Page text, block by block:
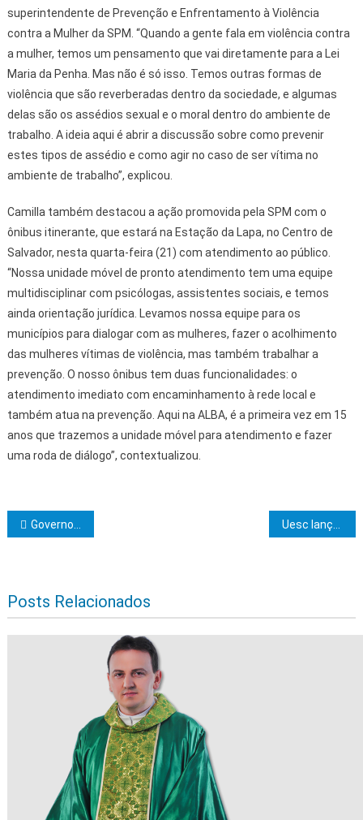
superintendente de Prevenção e Enfrentamento à Violência
contra a Mulher da SPM. “Quando a gente fala em violência contra
a mulher, temos um pensamento que vai diretamente para a Lei
Maria da Penha. Mas não é só isso. Temos outras formas de
violência que são reverberadas dentro da sociedade, e algumas
delas são os assédios sexual e o moral dentro do ambiente de
trabalho. A ideia aqui é abrir a discussão sobre como prevenir
estes tipos de assédio e como agir no caso de ser vítima no
ambiente de trabalho”, explicou.
Camilla também destacou a ação promovida pela SPM com o
ônibus itinerante, que estará na Estação da Lapa, no Centro de
Salvador, nesta quarta-feira (21) com atendimento ao público.
“Nossa unidade móvel de pronto atendimento tem uma equipe
multidisciplinar com psicólogas, assistentes sociais, e temos
ainda orientação jurídica. Levamos nossa equipe para os
municípios para dialogar com as mulheres, fazer o acolhimento
das mulheres vítimas de violência, mas também trabalhar a
prevenção. O nosso ônibus tem duas funcionalidades: o
atendimento imediato com encaminhamento à rede local e
também atua na prevenção. Aqui na ALBA, é a primeira vez em 15
anos que trazemos a unidade móvel para atendimento e fazer
uma roda de diálogo”, contextualizou.
Navegação de Post
Governo do Estado autoriza investimentos na mobilidade urbana de Pindobaçu, Mirangaba e Piritiba Uesc lança edital para fomentar pesquisa sobre temas regionais
Posts Relacionados